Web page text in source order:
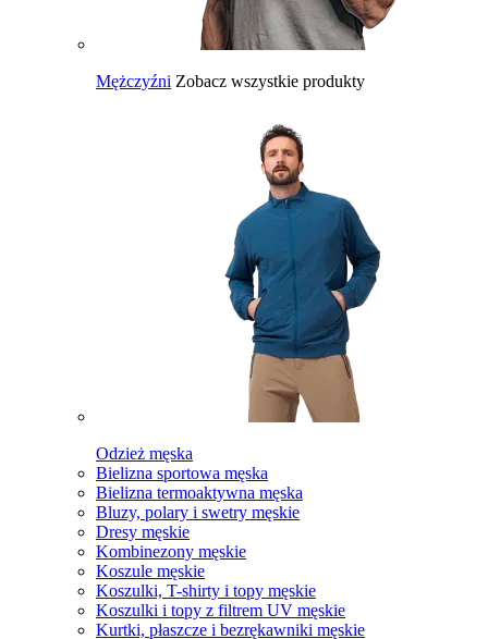
Mężczyźni Zobacz wszystkie produkty
Odzież męska
Bielizna sportowa męska
Bielizna termoaktywna męska
Bluzy, polary i swetry męskie
Dresy męskie
Kombinezony męskie
Koszule męskie
Koszulki, T-shirty i topy męskie
Koszulki i topy z filtrem UV męskie
Kurtki, płaszcze i bezrękawniki męskie